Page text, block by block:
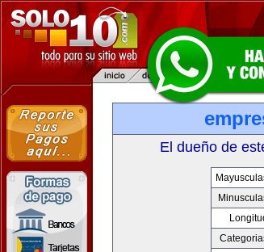
El dueño de